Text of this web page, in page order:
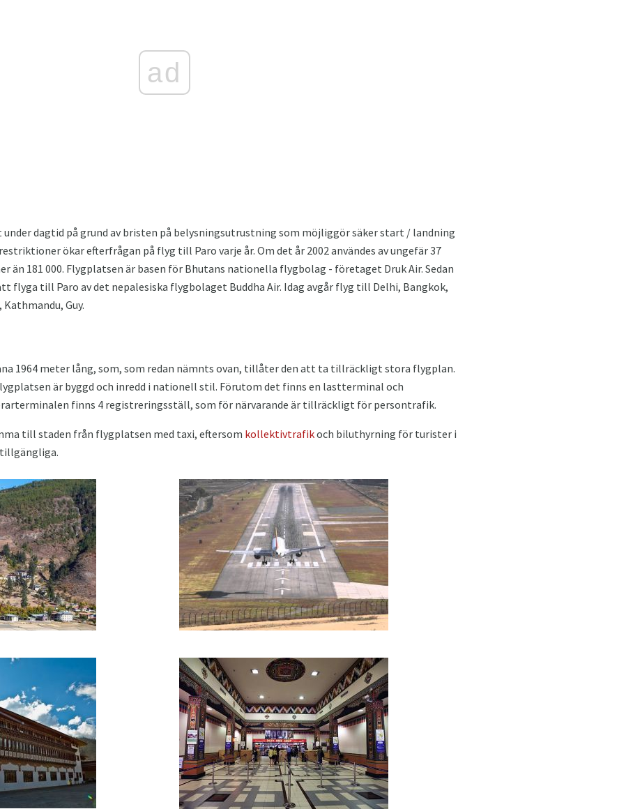
ad
dagtid på grund av bristen på belysningsutrustning som möjliggör säker start / landning
ökar efterfrågan på flyg till Paro varje år. Om det år 2002 användes av ungefär 37
än 181 000. Flygplatsen är basen för Bhutans nationella flygbolag - företaget Druk Air. Sedan
flyga till Paro av det nepalesiska flygbolaget Buddha Air. Idag avgår flyg till Delhi, Bangkok,
Guy.
1964 meter lång, som, som redan nämnts ovan, tillåter den att ta tillräckligt stora flygplan.
är byggd och inredd i nationell stil. Förutom det finns en lastterminal och
finns 4 registreringsställ, som för närvarande är tillräckligt för persontrafik.
till staden från flygplatsen med taxi, eftersom kollektivtrafikoch biluthyrning för turister i